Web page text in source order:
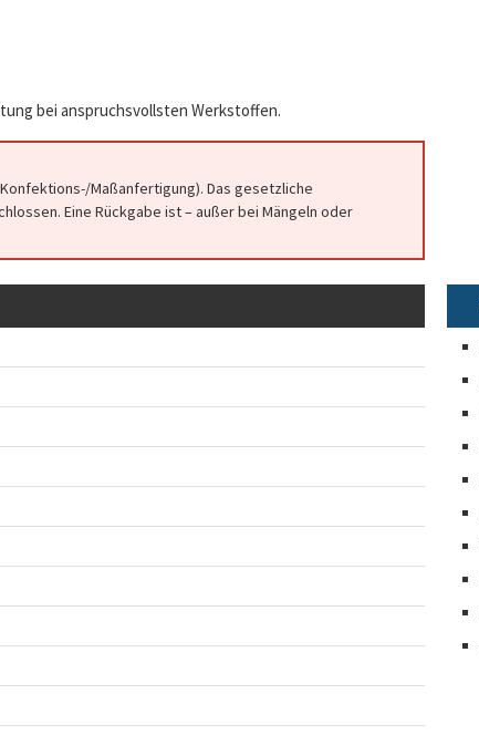
bei anspruchsvollsten Werkstoffen.
Maßanfertigung). Das gesetzliche
Eine Rückgabe ist – außer bei Mängeln oder